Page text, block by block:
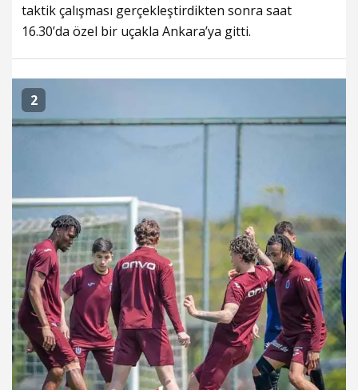
taktik çalışması gerçekleştirdikten sonra saat
16.30’da özel bir uçakla Ankara’ya gitti.
2